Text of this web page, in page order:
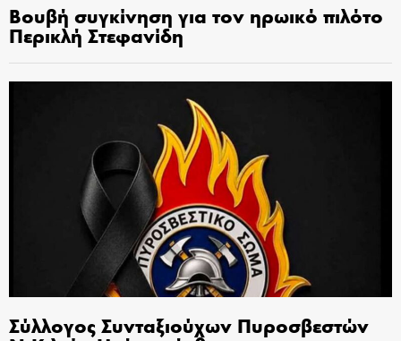
Βουβή συγκίνηση για τον ηρωικό πιλότο
Περικλή Στεφανίδη
Σύλλογος Συνταξιούχων Πυροσβεστών